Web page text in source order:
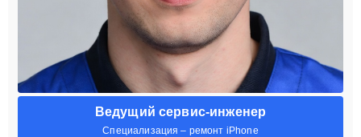
Ведущий сервис-инженер
Специализация – ремонт iPhone